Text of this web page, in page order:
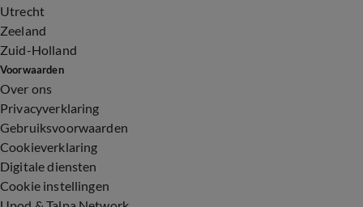
Utrecht
Zeeland
Zuid-Holland
Voorwaarden
Over ons
Privacyverklaring
Gebruiksvoorwaarden
Cookieverklaring
Digitale diensten
Cookie instellingen